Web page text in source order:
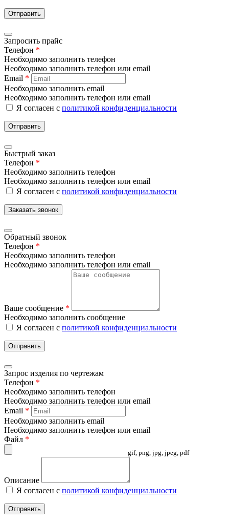
Отправить
Запросить прайс
Телефон *
Необходимо заполнить телефон
Необходимо заполнить телефон или email
Email *
Необходимо заполнить email
Необходимо заполнить телефон или email
Я согласен с политикой конфиденциальности
Отправить
Быстрый заказ
Телефон *
Необходимо заполнить телефон
Необходимо заполнить телефон или email
Я согласен с политикой конфиденциальности
Заказать звонок
Обратный звонок
Телефон *
Необходимо заполнить телефон
Необходимо заполнить телефон или email
Ваше сообщение *
Необходимо заполнить сообщение
Я согласен с политикой конфиденциальности
Отправить
Запрос изделия по чертежам
Телефон *
Необходимо заполнить телефон
Необходимо заполнить телефон или email
Email *
Необходимо заполнить email
Необходимо заполнить телефон или email
Файл *
gif, png, jpg, jpeg, pdf
Описание
Я согласен с политикой конфиденциальности
Отправить